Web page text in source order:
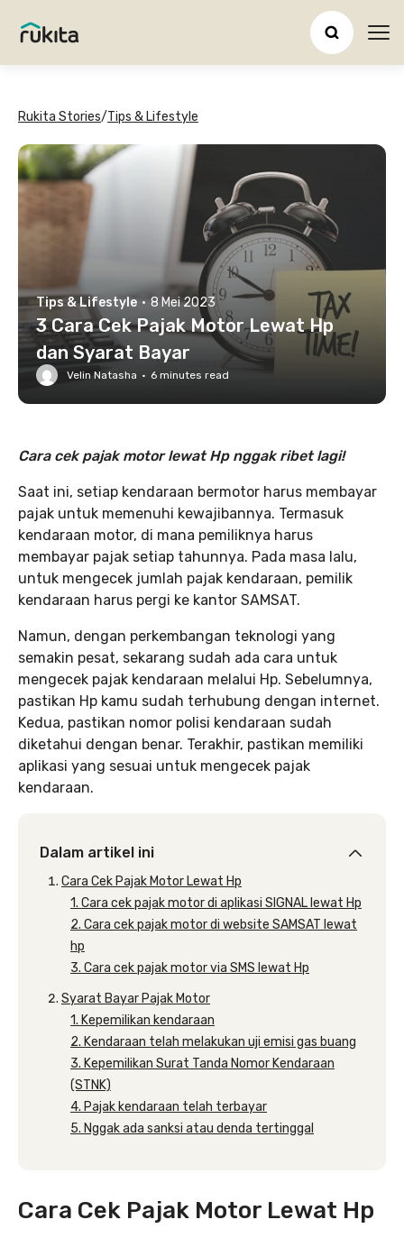
Rukita Stories/Tips & Lifestyle
Tips & Lifestyle · 8 Mei 2023
3 Cara Cek Pajak Motor Lewat Hp
dan Syarat Bayar
Velin Natasha · 6 minutes read
Cara cek pajak motor lewat Hp nggak ribet lagi!
Saat ini, setiap kendaraan bermotor harus membayar
pajak untuk memenuhi kewajibannya. Termasuk
kendaraan motor, di mana pemiliknya harus
membayar pajak setiap tahunnya. Pada masa lalu,
untuk mengecek jumlah pajak kendaraan, pemilik
kendaraan harus pergi ke kantor SAMSAT.
Namun, dengan perkembangan teknologi yang
semakin pesat, sekarang sudah ada cara untuk
mengecek pajak kendaraan melalui Hp. Sebelumnya,
pastikan Hp kamu sudah terhubung dengan internet.
Kedua, pastikan nomor polisi kendaraan sudah
diketahui dengan benar. Terakhir, pastikan memiliki
aplikasi yang sesuai untuk mengecek pajak
kendaraan.
Dalam artikel ini
Cara Cek Pajak Motor Lewat Hp
1. Cara cek pajak motor di aplikasi SIGNAL lewat Hp
2. Cara cek pajak motor di website SAMSAT lewat
hp
3. Cara cek pajak motor via SMS lewat Hp
Syarat Bayar Pajak Motor
1. Kepemilikan kendaraan
2. Kendaraan telah melakukan uji emisi gas buang
3. Kepemilikan Surat Tanda Nomor Kendaraan
(STNK)
4. Pajak kendaraan telah terbayar
5. Nggak ada sanksi atau denda tertinggal
Cara Cek Pajak Motor Lewat Hp